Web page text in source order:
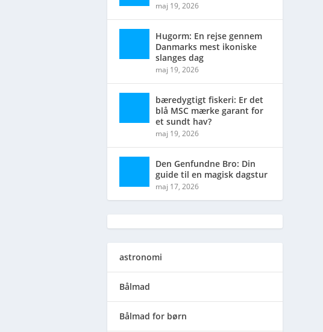
maj 19, 2026
Hugorm: En rejse gennem
Danmarks mest ikoniske
slanges dag
maj 19, 2026
bæredygtigt fiskeri: Er det
blå MSC mærke garant for
et sundt hav?
maj 19, 2026
Den Genfundne Bro: Din
guide til en magisk dagstur
maj 17, 2026
astronomi
Bålmad
Bålmad for børn